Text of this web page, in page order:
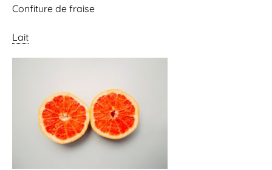
Confiture de fraise
Lait